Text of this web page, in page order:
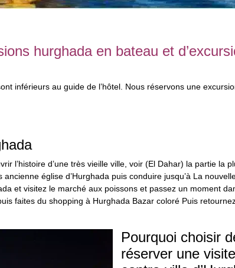
hurghada en bateau et
inférieurs au guide de l’hôtel. Nous réservons une
l’histoire d’une très vieille ville, voir (El Dahar) la partie la
église d’Hurghada puis conduire jusqu’à La
et visitez le marché aux poissons et passez un moment
faites du shopping à Hurghada Bazar coloré Puis
Pourquoi choisir
réserver une